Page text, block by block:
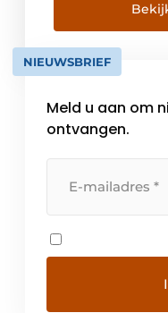
NIEUWSBRIEF
Meld u aan om
ontvangen.